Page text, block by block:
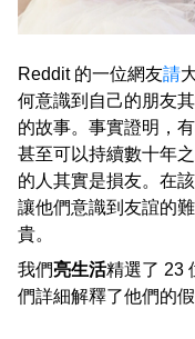
Reddit 的一位網友請
何意識到自己的朋友
的故事。事實證明，
甚至可以持續數十年
的人其實是損友。在
讓他們意識到友誼的
貴。
我們亮生活精選了 23
們詳細解釋了他們的